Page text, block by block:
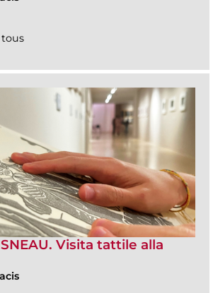
Visita tattile alla